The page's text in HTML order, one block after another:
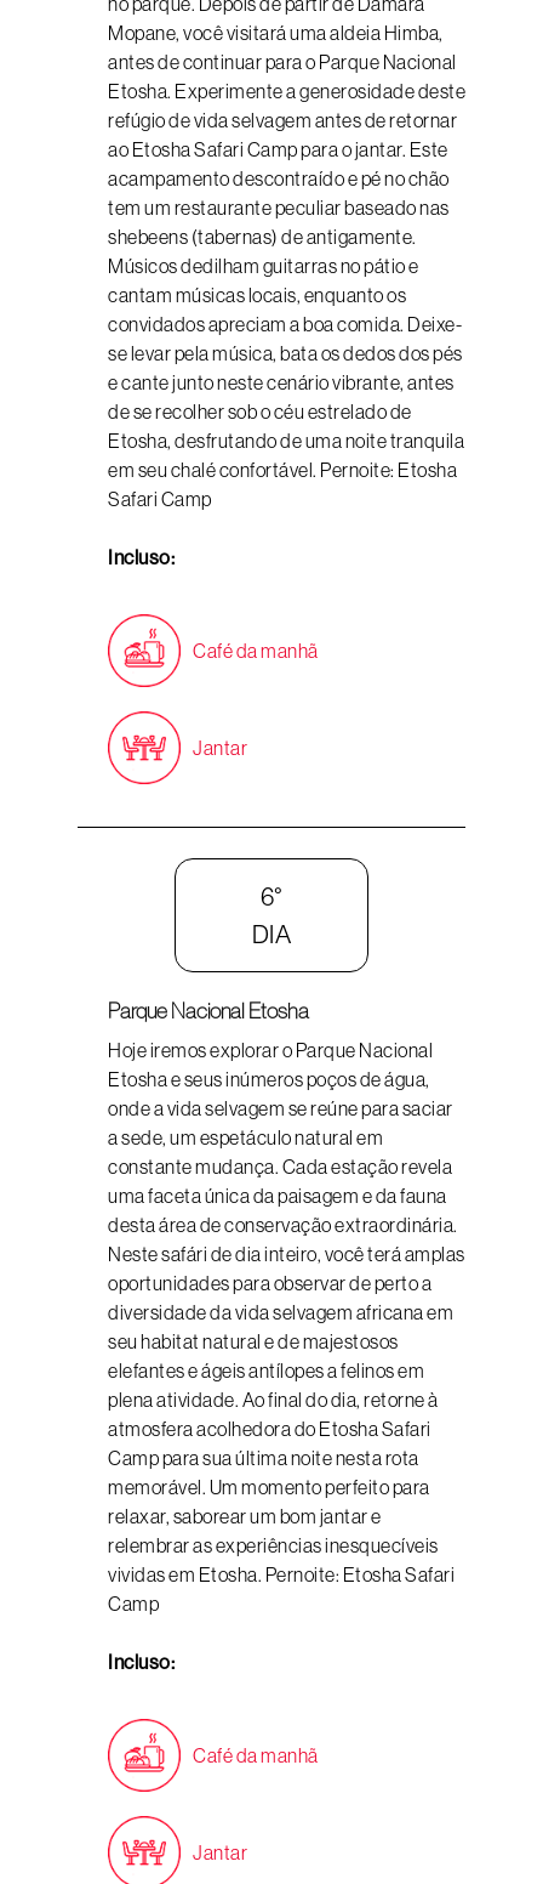
Mopane, você visitará uma aldeia Himba,
antes de continuar para o Parque Nacional
Etosha. Experimente a generosidade deste
refúgio de vida selvagem antes de retornar
ao Etosha Safari Camp para o jantar. Este
acampamento descontraído e pé no chão
tem um restaurante peculiar baseado nas
shebeens (tabernas) de antigamente.
Músicos dedilham guitarras no pátio e
cantam músicas locais, enquanto os
convidados apreciam a boa comida. Deixe-
se levar pela música, bata os dedos dos pés
e cante junto neste cenário vibrante, antes
de se recolher sob o céu estrelado de
Etosha, desfrutando de uma noite tranquila
em seu chalé confortável. Pernoite: Etosha
Safari Camp
Incluso:
Café da manhã
Jantar
6°
DIA
Parque Nacional Etosha
Hoje iremos explorar o Parque Nacional
Etosha e seus inúmeros poços de água,
onde a vida selvagem se reúne para saciar
a sede, um espetáculo natural em
constante mudança. Cada estação revela
uma faceta única da paisagem e da fauna
desta área de conservação extraordinária.
Neste safári de dia inteiro, você terá amplas
oportunidades para observar de perto a
diversidade da vida selvagem africana em
seu habitat natural e de majestosos
elefantes e ágeis antílopes a felinos em
plena atividade. Ao final do dia, retorne à
atmosfera acolhedora do Etosha Safari
Camp para sua última noite nesta rota
memorável. Um momento perfeito para
relaxar, saborear um bom jantar e
relembrar as experiências inesquecíveis
vividas em Etosha. Pernoite: Etosha Safari
Camp
Incluso:
Café da manhã
Jantar